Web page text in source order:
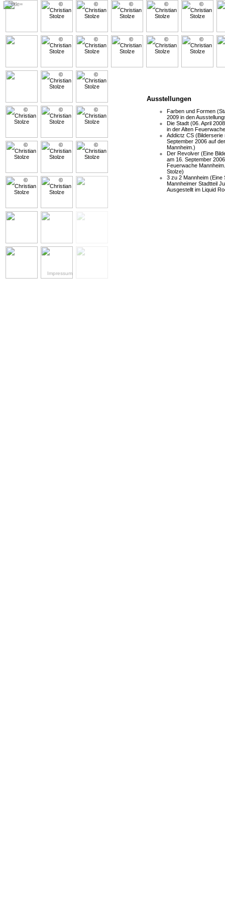
Impressum
Ausstellungen
Farben und Formen
2009 in den
Die Stadt (06. April
in der Alten
Addictz CS
September 2006 auf
Mannheim.)
Der Revolver (Eine
am 16. September
Feuerwache
Stolze)
3 zu 2 Mannheim (Eine
Mannheimer Stadtteil
Ausgestellt im Liquid